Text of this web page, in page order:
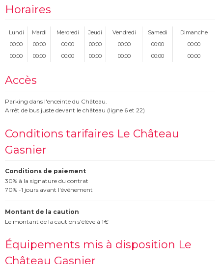
Horaires
Lundi Mardi Mercredi Jeudi Vendredi Samedi
Dimanche
00:00
00:00 00:00 00:00 00:00 00:00
00:00
00:00
00:00 00:00 00:00 00:00 00:00 00:00
Accès
Parking dans l'enceinte du Château.
Arrêt de bus juste devant le château (ligne 6 et 22)
Conditions tarifaires Le Château
Gasnier
Conditions de paiement
30% à la signature du contrat
70% -1 jours avant l'événement
Montant de la caution
Le montant de la caution s'élève à 1€
Équipements mis à disposition Le
Château Gasnier